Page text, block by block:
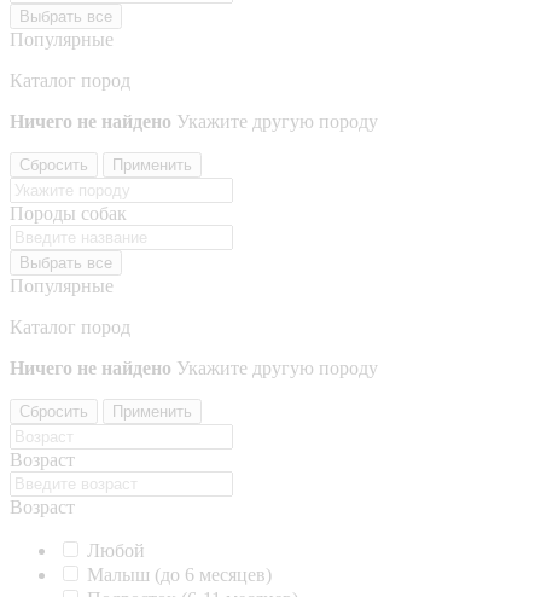
Выбрать все
Популярные
Каталог пород
Ничего не найдено Укажите другую породу
Сбросить Применить
Породы собак
Выбрать все
Популярные
Каталог пород
Ничего не найдено Укажите другую породу
Сбросить Применить
Возраст
Возраст
Любой
Малыш (до 6 месяцев)